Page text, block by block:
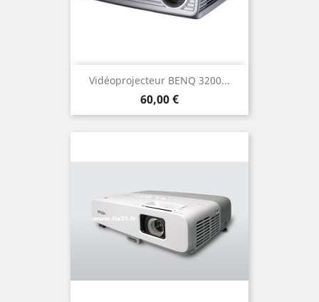
Vidéoprojecteur BENQ 3200...
Prix
60,00 €